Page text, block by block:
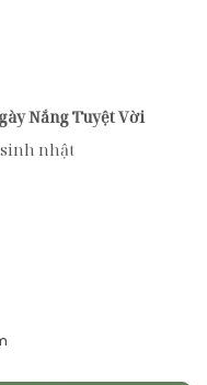
Nắng Tuyệt Vời
nhật